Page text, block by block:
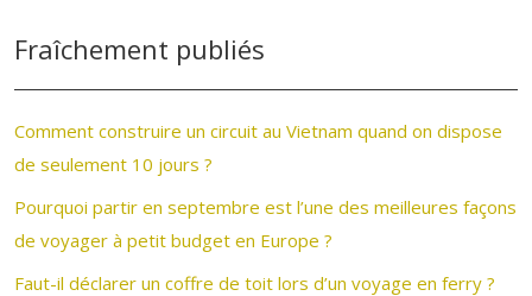
Fraîchement publiés
Comment construire un circuit au Vietnam quand on dispose
de seulement 10 jours ?
Pourquoi partir en septembre est l’une des meilleures façons
de voyager à petit budget en Europe ?
Faut-il déclarer un coffre de toit lors d’un voyage en ferry ?